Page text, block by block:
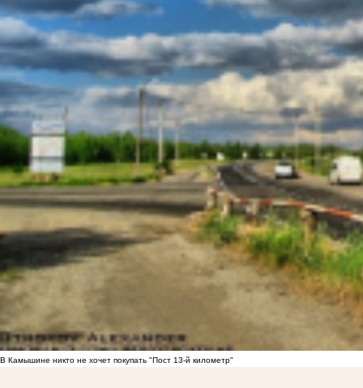
В Камышине никто не хочет покупать "Пост 13-й километр"